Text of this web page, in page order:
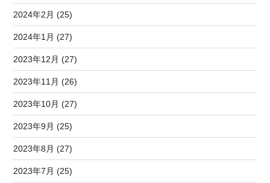
2024年2月 (25)
2024年1月 (27)
2023年12月 (27)
2023年11月 (26)
2023年10月 (27)
2023年9月 (25)
2023年8月 (27)
2023年7月 (25)